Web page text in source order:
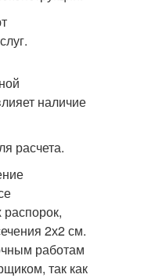
наличие
расчета.
2х2 см.
работам
так как